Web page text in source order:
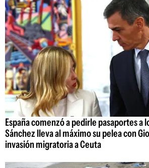
España comenzó a pedirle pasaportes a
Sánchez lleva al máximo su pelea con
invasión migratoria a Ceuta